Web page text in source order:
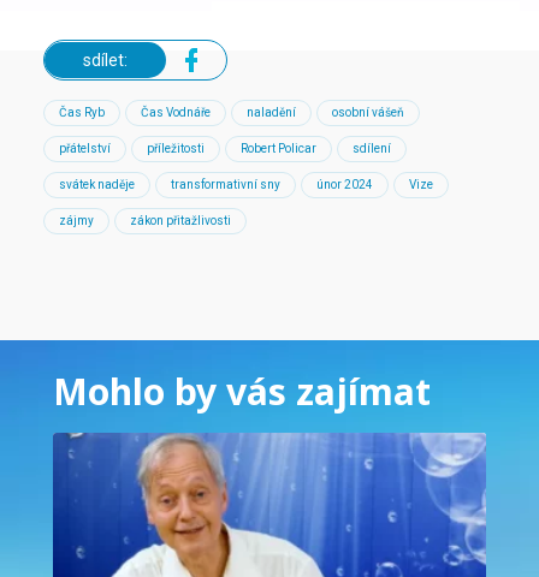
sdílet:
Čas Ryb Čas Vodnáře naladění osobní vášeň
přátelství příležitosti Robert Policar sdílení
svátek naděje transformativní sny únor 2024 Vize
zájmy zákon přitažlivosti
Mohlo by vás zajímat